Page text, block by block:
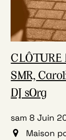
CLÔTURE
SMR,
DJ sOrg
sam 8 Juin
Maison